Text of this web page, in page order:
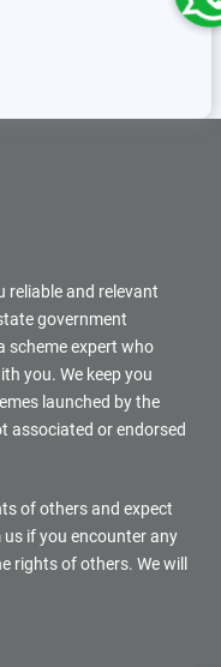
reliable and relevant
government
scheme expert who
you. We keep you
launched by the
associated or endorsed
of others and expect
if you encounter any
rights of others. We will